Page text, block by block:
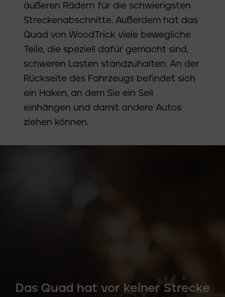
äußeren Rädern für die schwierigsten
Streckenabschnitte. Außerdem hat das
Quad von WoodTrick viele bewegliche
Teile, die speziell dafür gemacht sind,
schweren Lasten standzuhalten. An der
Rückseite des Fahrzeugs befindet sich
ein Haken, an dem Sie ein Seil
einhängen und damit andere Autos
ziehen können.
Das Quad hat vor keiner Strecke